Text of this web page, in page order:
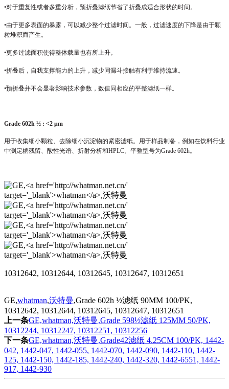
•对于重复性或者多重分析，预折叠滤纸节省了折叠成适合形状的时间。
•由于更多表面的暴露，可以减少整个过滤时间。一般，过滤速度的下降是由于颗
粒堆积而产生。
•更多过滤面积使得整体载量也有所上升。
•折叠后，自我支撑能力的上升，减少同漏斗接触有利于维持流速。
•预折叠并不会显著影响技术参数，数值同相应的平整滤纸一样。
Grade 602h ½ : <2 μm
用于收集细小颗粒、去除细小沉淀物的紧密滤纸。用于样品制备，例如在饮料行业
中测定糖残留、酸性光谱、折射分析和HPLC。平整型号为Grade 602h。
10312642, 10312644, 10312645, 10312647, 10312651
GE,whatman,沃特曼,Grade 602h ½滤纸 90MM 100/PK,
10312642, 10312644, 10312645, 10312647, 10312651
上一条GE,whatman,沃特曼,Grade 598½滤纸 125MM 50/PK,
10312244, 10312247, 10312251, 10312256
下一条GE,whatman,沃特曼,Grade42滤纸 4.25CM 100/PK, 1442-
042, 1442-047, 1442-055, 1442-070, 1442-090, 1442-110, 1442-
125, 1442-150, 1442-185, 1442-240, 1442-320, 1442-6551, 1442-
917, 1442-930